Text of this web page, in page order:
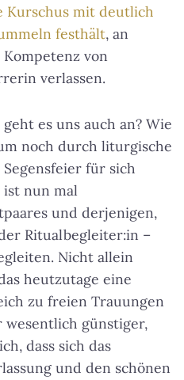
Kurschus mit deutlich
festhält, an
von
verlassen.
es uns auch an? Wie
noch durch liturgische
für sich
ist nun mal
und derjenigen,
Ritualbegleiter:in –
Nicht allein
heutzutage eine
zu freien Trauungen
günstiger,
dass sich das
und den schönen